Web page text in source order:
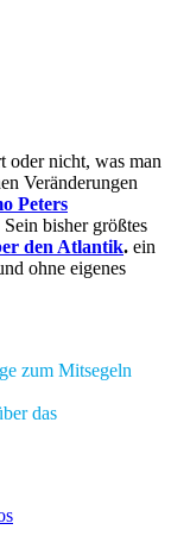
oder nicht, was man
Veränderungen
Peters
bisher größtes
den Atlantik. ein
ohne eigenes
zum Mitsegeln
das